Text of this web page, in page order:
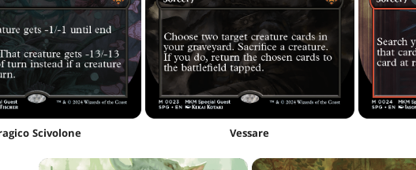
Scivolone Vessare